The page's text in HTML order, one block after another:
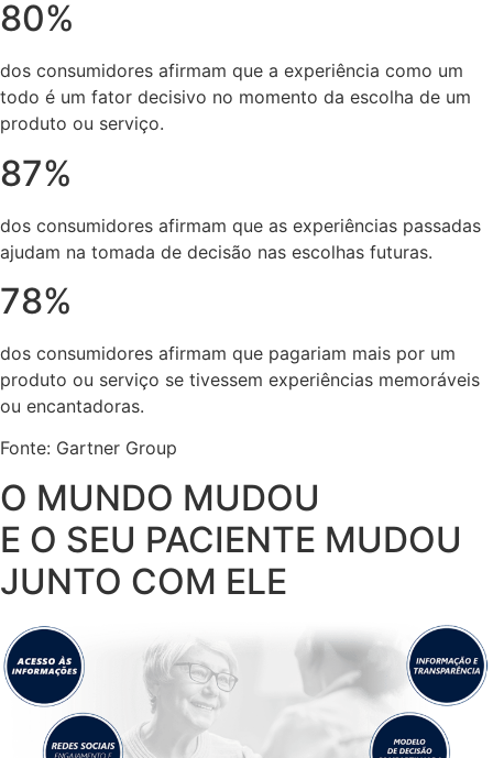
80%
dos consumidores afirmam que a experiência como um
todo é um fator decisivo no momento da escolha de um
produto ou serviço.
87%
dos consumidores afirmam que as experiências passadas
ajudam na tomada de decisão nas escolhas futuras.
78%
dos consumidores afirmam que pagariam mais por um
produto ou serviço se tivessem experiências memoráveis
ou encantadoras.
Fonte: Gartner Group
O MUNDO MUDOU
E O SEU PACIENTE MUDOU
JUNTO COM ELE